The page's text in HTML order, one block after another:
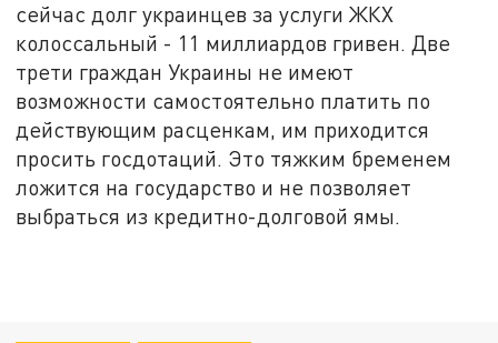
сейчас долг украинцев за услуги ЖКХ
колоссальный - 11 миллиардов гривен. Две
трети граждан Украины не имеют
возможности самостоятельно платить по
действующим расценкам, им приходится
просить госдотаций. Это тяжким бременем
ложится на государство и не позволяет
выбраться из кредитно-долговой ямы.